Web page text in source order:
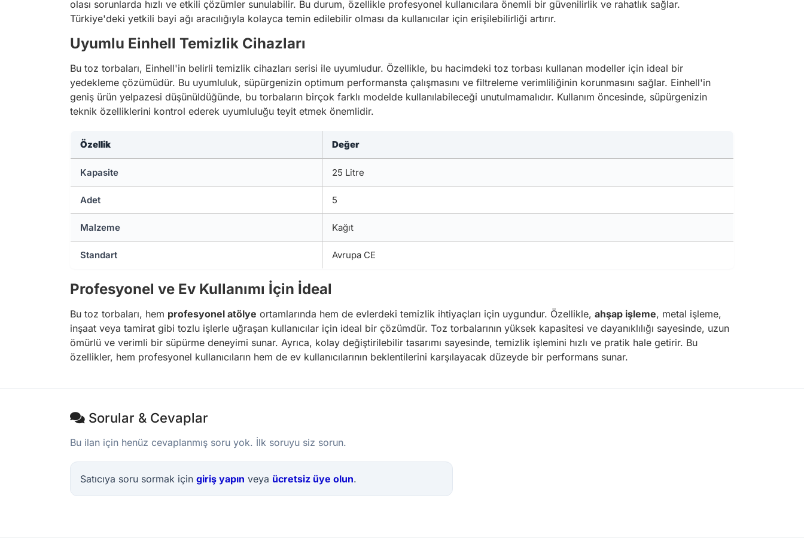
olası sorunlarda hızlı ve etkili çözümler sunulabilir. Bu durum, özellikle profesyonel kullanıcılara önemli bir güvenilirlik ve rahatlık sağlar.
Türkiye'deki yetkili bayi ağı aracılığıyla kolayca temin edilebilir olması da kullanıcılar için erişilebilirliği artırır.
Uyumlu Einhell Temizlik Cihazları
Bu toz torbaları, Einhell'in belirli temizlik cihazları serisi ile uyumludur. Özellikle, bu hacimdeki toz torbası kullanan modeller için ideal bir
yedekleme çözümüdür. Bu uyumluluk, süpürgenizin optimum performansta çalışmasını ve filtreleme verimliliğinin korunmasını sağlar. Einhell'in
geniş ürün yelpazesi düşünüldüğünde, bu torbaların birçok farklı modelde kullanılabileceği unutulmamalıdır. Kullanım öncesinde, süpürgenizin
teknik özelliklerini kontrol ederek uyumluluğu teyit etmek önemlidir.
Özellik Değer
Kapasite 25 Litre
Adet 5
Malzeme Kağıt
Standart Avrupa CE
Profesyonel ve Ev Kullanımı İçin İdeal
Bu toz torbaları, hem profesyonel atölye ortamlarında hem de evlerdeki temizlik ihtiyaçları için uygundur. Özellikle, ahşap işleme, metal işleme,
inşaat veya tamirat gibi tozlu işlerle uğraşan kullanıcılar için ideal bir çözümdür. Toz torbalarının yüksek kapasitesi ve dayanıklılığı sayesinde, uzun
ömürlü ve verimli bir süpürme deneyimi sunar. Ayrıca, kolay değiştirilebilir tasarımı sayesinde, temizlik işlemini hızlı ve pratik hale getirir. Bu
özellikler, hem profesyonel kullanıcıların hem de ev kullanıcılarının beklentilerini karşılayacak düzeyde bir performans sunar.
Sorular & Cevaplar
Bu ilan için henüz cevaplanmış soru yok. İlk soruyu siz sorun.
Satıcıya soru sormak için giriş yapın veya ücretsiz üye olun.